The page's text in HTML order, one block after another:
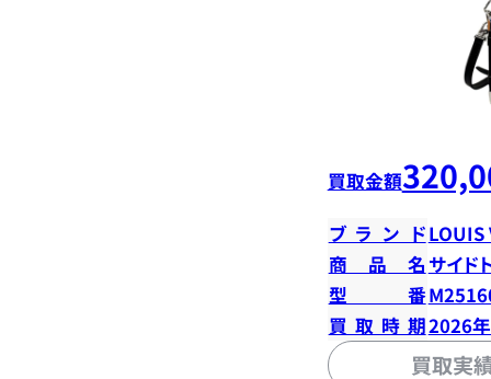
買取金額
ブランドLOUIS
商品名 サイド
型番
買取時期2026
買取実